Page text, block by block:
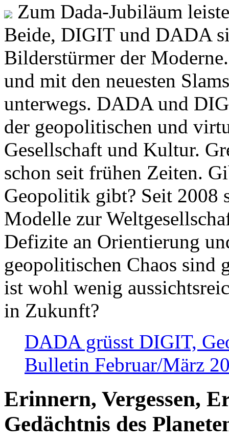
Zum Dada-Jubiläum
Beide, DIGIT und DADA
Bilderstürmer der
und mit den neuesten
unterwegs. DADA und
der geopolitischen und
Gesellschaft und Kultur.
schon seit frühen Zeiten.
Geopolitik gibt? Seit 2008
Modelle zur
Defizite an Orientierung
geopolitischen Chaos sind
ist wohl wenig
in Zukunft?
DADA grüsst DIGIT,
Bulletin Februar/März
Erinnern, Vergessen,
Gedächtnis des